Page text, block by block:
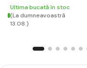
Ultima bucată în stoc
(La dumneavoastră
13.08.)